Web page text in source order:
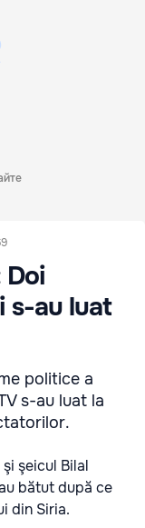
Doi
s-au luat
politice a
s-au luat la
şeicul Bilal
bătut după ce
din Siria.